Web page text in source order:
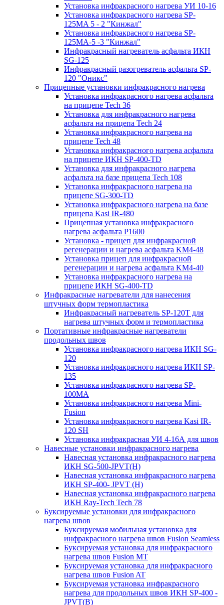
Установка инфракрасного нагрева УИ 10-16
Установка инфракрасного нагрева SP-
125МA 5 - 2 "Кинжал"
Установка инфракрасного нагрева SP-
125МA-5 -3 "Кинжал"
Инфракрасный нагреватель асфальта ИКН
SG-125
Инфракрасный разогреватель асфальта SP-
120 "Оникс"
Прицепные установки инфракрасного нагрева
Установка инфракрасного нагрева асфальта
на прицепе Tech 36
Установка для инфракрасного нагрева
асфальта на прицепа Tech 24
Установка инфракрасного нагрева на
прицепе Tech 48
Установка инфракрасного нагрева асфальта
на прицепе ИКН SP-400-TD
Установка для инфракрасного нагрева
асфальта на базе прицепа Tech 108
Установка инфракрасного нагрева на
прицепе SG-300-TD
Установка инфракрасного нагрева на базе
прицепа Kasi IR-480
Прицепная установка инфракрасного
нагрева асфальта P1600
Установка - прицеп для инфракрасной
регенерации и нагрева асфальта KM4-48
Установка прицеп для инфракрасной
регенерации и нагрева асфальта KM4-40
Установка инфракрасного нагрева на
прицепе ИКН SG-400-TD
Инфракрасные нагреватели для нанесения
штучных форм термопластика
Инфракрасный нагреватель SP-120T для
нагрева штучных форм и термопластика
Портативные инфракрасные нагреватели
продольных швов
Установка инфракрасного нагрева ИКН SG-
120
Установка инфракрасного нагрева ИКН SP-
135
Установка инфракрасного нагрева SP-
100МА
Установка инфракрасного нагрева Mini-
Fusion
Установка инфракрасного нагрева Kasi IR-
120 SH
Установка инфракрасная УИ 4-16А для швов
Навесные установки инфракрасного нагрева
Навесная установка инфракрасного нагрева
ИКН SG-500-JPVT(H)
Навесная установка инфракрасного нагрева
ИКН SP-400- JPVT (Н)
Навесная установка инфракрасного нагрева
ИКН Ray-Tech Tech 78
Буксируемые установки для инфракрасного
нагрева швов
Буксируемая мобильная установка для
инфракрасного нагрева швов Fusion Seamless
Буксируемая установка для инфракрасного
нагрева швов Fusion MT
Буксируемая установка для инфракрасного
нагрева швов Fusion AT
Буксируемая установка инфракрасного
нагрева для продольных швов ИКН SP-400 -
JPVT(B)